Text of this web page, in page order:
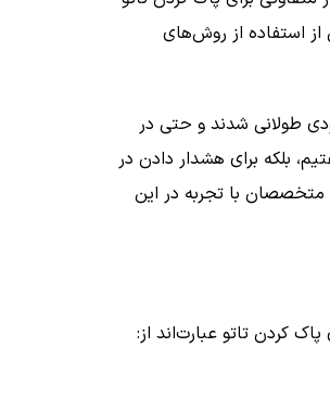
از استفاده از روش‌های
طولانی شدند و حتی در
بلکه برای هشدار دادن در
متخصصان با تجربه در این
کردن تاتو عبارت‌اند از: